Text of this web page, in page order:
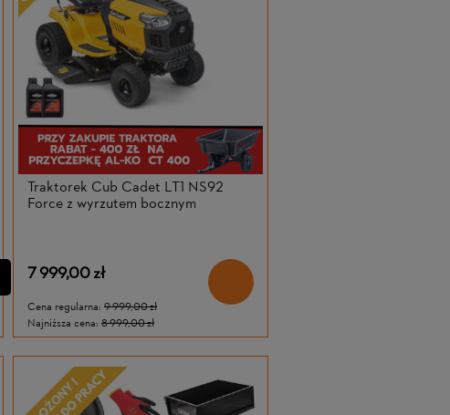
Traktorek Cub Cadet LT1 NS92
Force z wyrzutem bocznym
7 999,00 zł
Cena regularna: 9 999,00 zł
Najniższa cena: 8 999,00 zł